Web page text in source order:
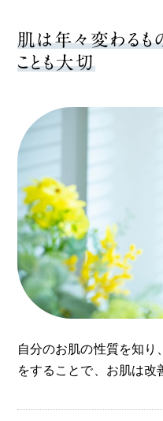
肌は年々変わるも
ことも大切
自分のお肌の性質を知り
をすることで、お肌は改